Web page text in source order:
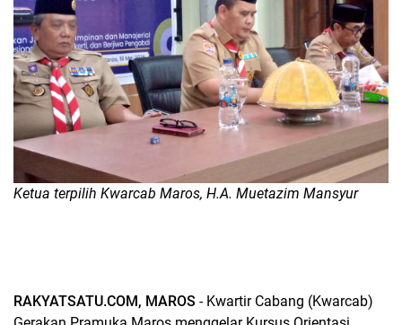
Ketua terpilih Kwarcab Maros, H.A. Muetazim Mansyur
RAKYATSATU.COM, MAROS - Kwartir Cabang (Kwarcab)